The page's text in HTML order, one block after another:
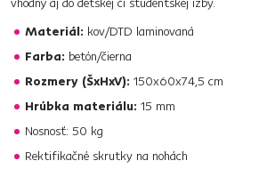
Materiál: kov/DTD laminovaná
Farba: betón/čierna
Rozmery (ŠxHxV): 150x60x74,5 cm
Hrúbka materiálu: 15 mm
Nosnosť: 50 kg
Rektifikačné skrutky na nohách